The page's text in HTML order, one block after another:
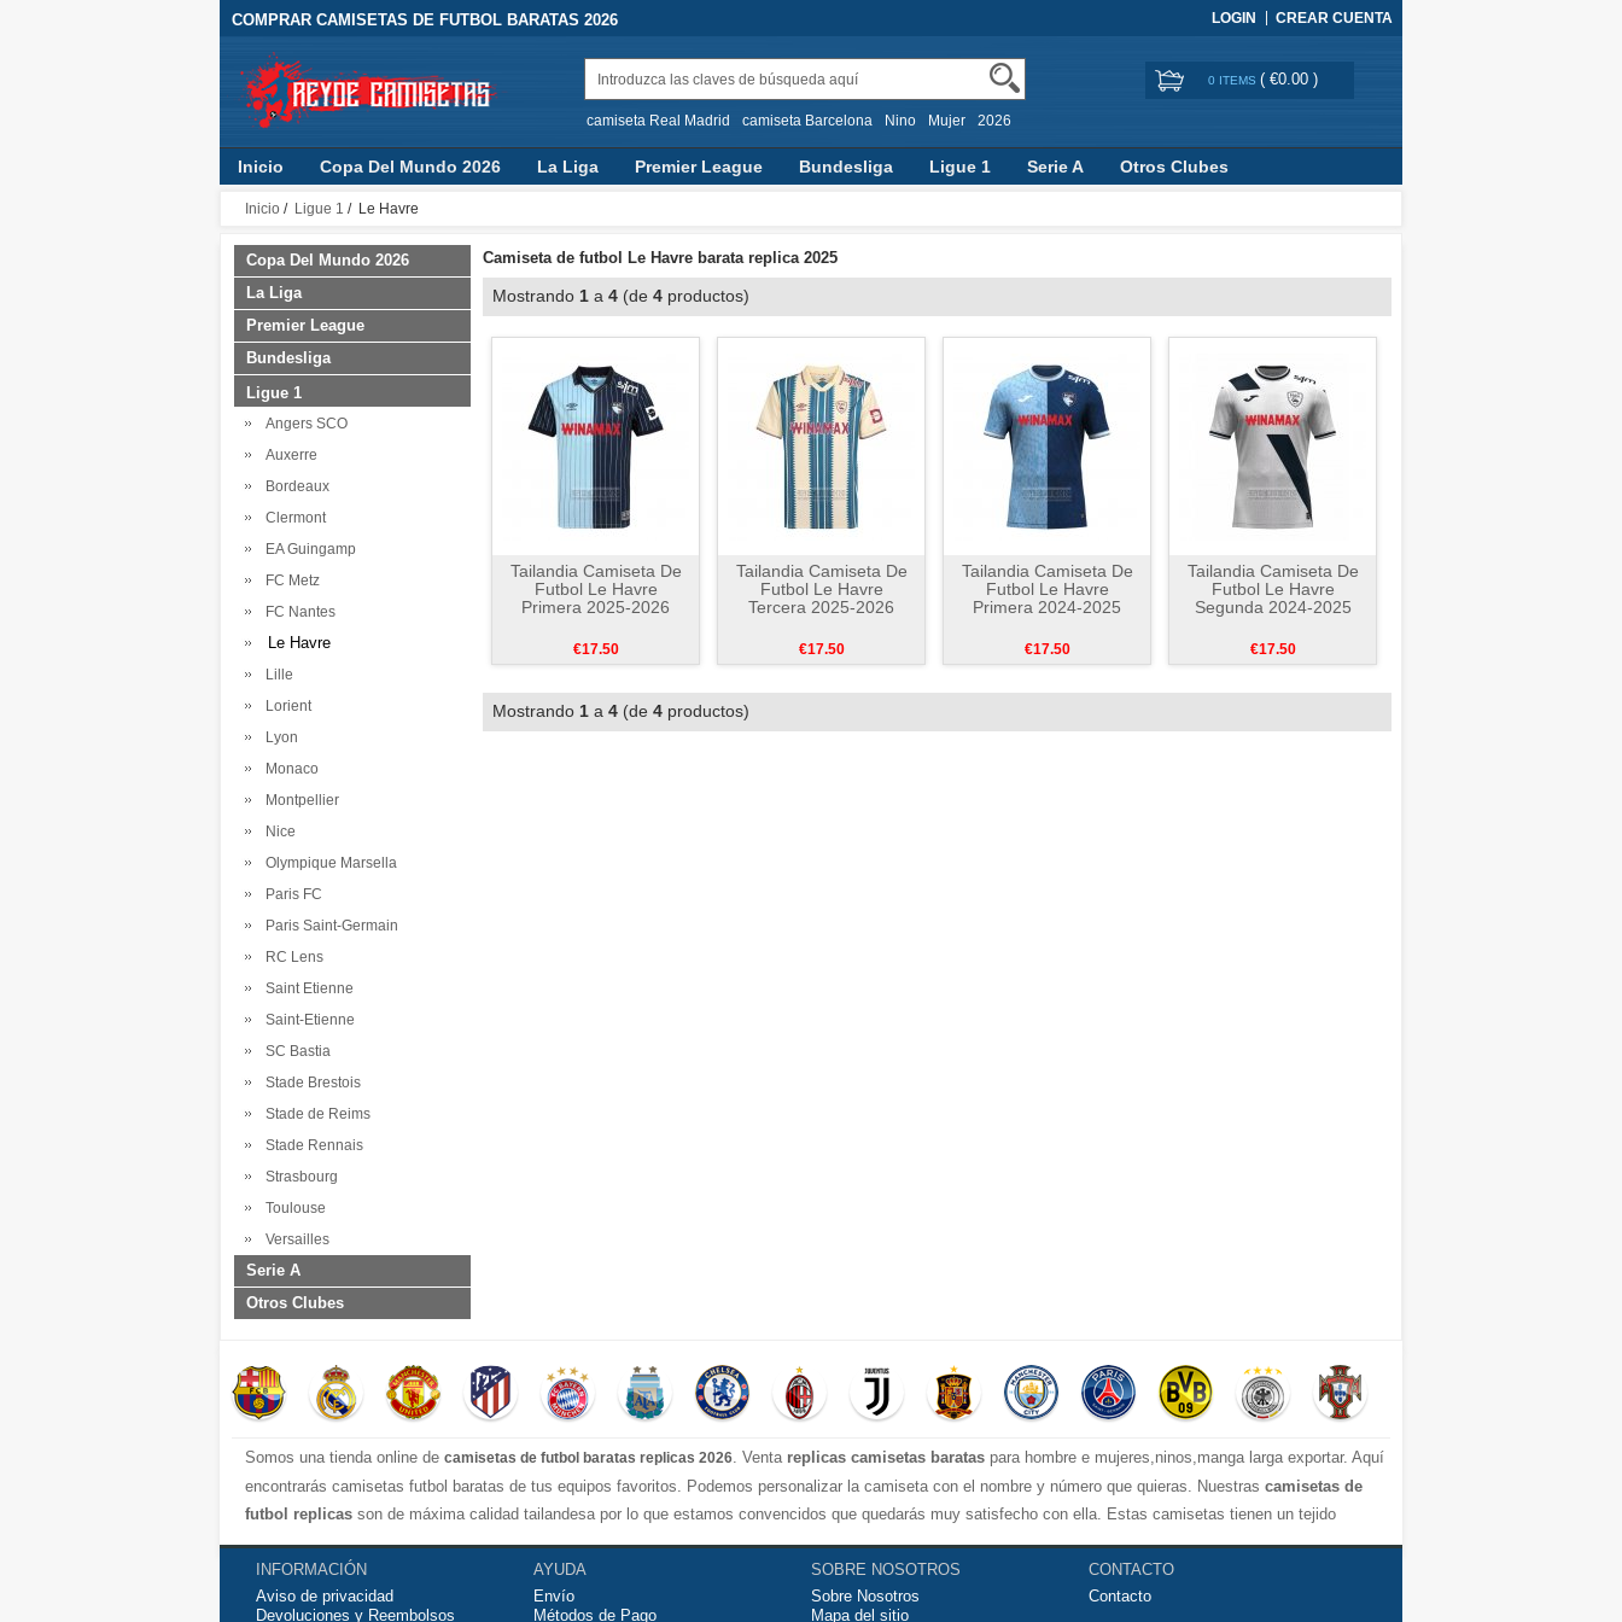
COMPRAR CAMISETAS DE FUTBOL BARATAS 2026 LOGIN CREAR CUENTA
camiseta Real Madrid camiseta Barcelona Nino Mujer 2026
0 ITEMS ( €0.00 )
Inicio Copa Del Mundo 2026 La Liga Premier League Bundesliga Ligue 1 Serie A Otros Clubes
Inicio / Ligue 1 / Le Havre
Copa Del Mundo 2026
La Liga
Premier League
Bundesliga
Ligue 1
Angers SCO
Auxerre
Bordeaux
Clermont
EA Guingamp
FC Metz
FC Nantes
Le Havre
Lille
Lorient
Lyon
Monaco
Montpellier
Nice
Olympique Marsella
Paris FC
Paris Saint-Germain
RC Lens
Saint Etienne
Saint-Etienne
SC Bastia
Stade Brestois
Stade de Reims
Stade Rennais
Strasbourg
Toulouse
Versailles
Serie A
Otros Clubes
Camiseta de futbol Le Havre barata replica 2025
Mostrando 1 a 4 (de 4 productos)
Tailandia Camiseta De
Futbol Le Havre
Primera 2025-2026
€17.50
Tailandia Camiseta De
Futbol Le Havre
Tercera 2025-2026
€17.50
Tailandia Camiseta De
Futbol Le Havre
Primera 2024-2025
€17.50
Tailandia Camiseta De
Futbol Le Havre
Segunda 2024-2025
€17.50
Mostrando 1 a 4 (de 4 productos)
Somos una tienda online de camisetas de futbol baratas replicas 2026. Venta replicas camisetas baratas para hombre e mujeres,ninos,manga larga exportar. Aquí
encontrarás camisetas futbol baratas de tus equipos favoritos. Podemos personalizar la camiseta con el nombre y número que quieras. Nuestras camisetas de
futbol replicas son de máxima calidad tailandesa por lo que estamos convencidos que quedarás muy satisfecho con ella. Estas camisetas tienen un tejido
transpirable por lo que te servirán para jugar al fútbol o simplemente para animar a tu equipo favorito. Si no disponinemos de la camiseta de fútbol que necesites
contáctanos y haremos lo posible para conseguirtela lo más barata posible.
INFORMACIÓN
Aviso de privacidad
Devoluciones y Reembolsos
AYUDA
Envío
Métodos de Pago
SOBRE NOSOTROS
Sobre Nosotros
Mapa del sitio
CONTACTO
Contacto